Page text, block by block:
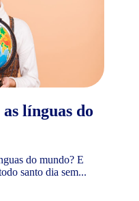
línguas do
do mundo? E
santo dia sem...